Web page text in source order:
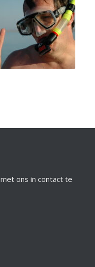
ons in contact te